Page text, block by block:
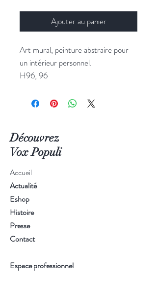
Ajouter au panier
Art mural, peinture abstraire pour
un intérieur personnel.
H96, 96
Découvrez
Vox Populi
Accueil
Actualité
Eshop
Histoire
Presse
Contact
Espace professionnel